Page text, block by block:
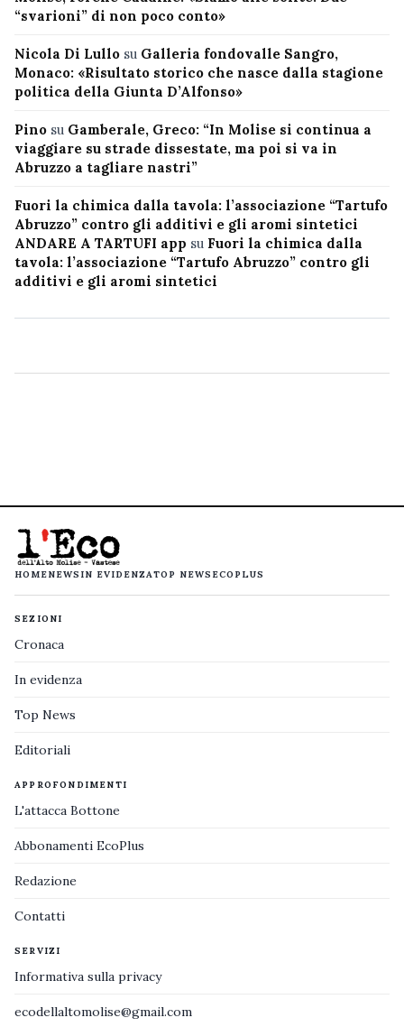
“svarioni” di non poco conto»
Nicola Di Lullo su Galleria fondovalle Sangro,
Monaco: «Risultato storico che nasce dalla stagione
politica della Giunta D’Alfonso»
Pino su Gamberale, Greco: “In Molise si continua a
viaggiare su strade dissestate, ma poi si va in
Abruzzo a tagliare nastri”
Fuori la chimica dalla tavola: l’associazione “Tartufo
Abruzzo” contro gli additivi e gli aromi sintetici
ANDARE A TARTUFI app su Fuori la chimica dalla
tavola: l’associazione “Tartufo Abruzzo” contro gli
additivi e gli aromi sintetici
HOMENEWS IN EVIDENZATOP NEWS ECOPLUS
SEZIONI
Cronaca
In evidenza
Top News
Editoriali
APPROFONDIMENTI
L'attacca Bottone
Abbonamenti EcoPlus
Redazione
Contatti
SERVIZI
Informativa sulla privacy
ecodellaltomolise@gmail.com